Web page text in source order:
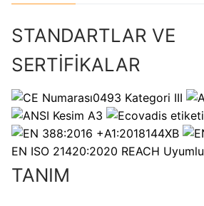
STANDARTLAR VE
SERTİFİKALAR
0493 Kategori III
144XB
EN ISO 21420:2020 REACH Uyumlu
TANIM